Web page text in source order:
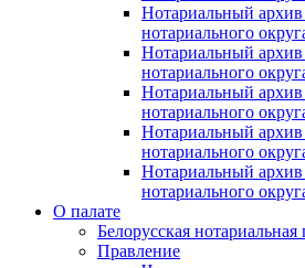
Нотариальный архив
нотариального
Нотариальный архив
нотариального
Нотариальный
нотариального
Нотариальный
нотариального
Нотариальный
нотариального
О палате
Белорусская нотариальная
Правление